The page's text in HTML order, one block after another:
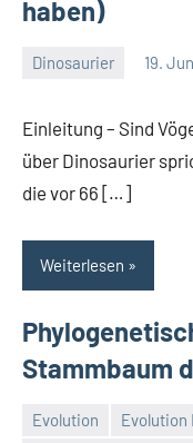
haben)
Dinosaurier 19.
Einleitung – Sind
über Dinosaurier
die vor 66 […]
Weiterlesen
Stammbaum
Evolution Evolution